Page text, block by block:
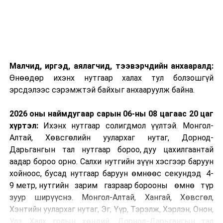
Малчид, иргэд, аялагчид, тээвэрчдийн анхааралд:
Өнөөдөр ихэнх нутгаар халах тул болзошгүй
эрсдэлээс сэрэмжтэй байхыг анхааруулж байна.
2026 оны наймдугаар сарын 06-ны 08 цагаас 20 цаг
хүртэл:Ихэнх нутгаар солигдмол үүлтэй. Монгол-
Алтай, Хөвсгөлийн уулархаг нутаг, Дорнод-
Дарьгангын тал нутгаар бороо, дуу цахилгаантай
аадар бороо орно. Салхи нутгийн зүүн хэсгээр баруун
хойноос, бусад нутгаар баруун өмнөөс секундэд 4-
9 метр, нутгийн зарим газраар борооны өмнө түр
зуур ширүүснэ. Монгол-Алтай, Хангай, Хөвсгөл,
Хэнтийн уулархаг нутаг, Эг, Үүр, Тэрэлж, Хэрлэн, Онон,